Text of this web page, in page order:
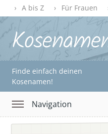
A bis Z Für Frauen
Finde einfach deinen
Kosenamen!
Navigation